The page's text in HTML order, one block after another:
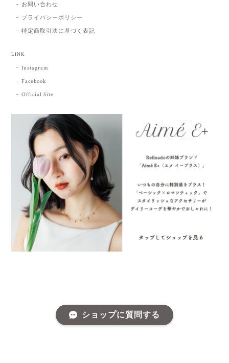
お問い合わせ
プライバシーポリシー
特定商取引法に基づく表記
LINK
Instagram
Facebook
Official Site
ショップに質問する